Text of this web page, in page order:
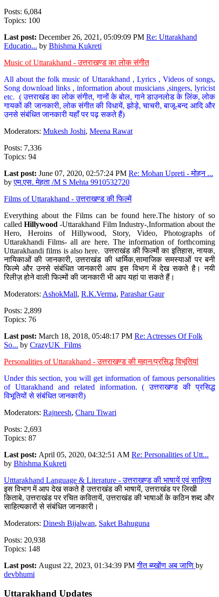
Posts: 6,084
Topics: 100
Last post: December 26, 2021, 05:09:09 PM Re: Uttarakhand
Educatio... by Bhishma Kukreti
Music of Uttarakhand - उत्तराखण्ड का लोक संगीत
All about the folk music of Uttarakhand , Lyrics , Videos of songs,
Song download links , information about musicians ,singers, lyricist
etc. ( उत्तराखंड का लोक संगीत, गानों के बोल, गाने डाउनलोड के लिंक, लोक
गायकों की जानकारी, लोक संगीत की विधायें, झोड़े, चाचरी, बाजू-बन्द आदि और
उनसे संबंधित जानकारी यहाँ पर पढ़ सकते हैं)
Moderators: Mukesh Joshi, Meena Rawat
Posts: 7,336
Topics: 94
Last post: June 07, 2020, 02:57:24 PM Re: Mohan Upreti - मोहन ...
byएम.एस. मेहता /M S Mehta 9910532720
Films of Uttarakhand - उत्तराखण्ड की फिल्में
Everything about the Films can be found here.The history of so
calledHillywood-Uttarakhand Film Industry-,Information about the
Hero, Heroins of Hillywood, Story, Video, Photographs of
Uttarakhandi Films- all are here. The information of forthcoming
Uttarakhandi films is also here. उत्तराखंड की फिल्मों का इतिहास, नायक,
नायिकाओं की जानकारी, उत्तराखंड की धार्मिक,सामाजिक समस्याओं पर बनी
फिल्मे और उनसे संबंधित जानकारी आप इस विभाग में देख सकते है। नयी
रिलीज़ होने वाली फिल्मों की जानकारी भी आप यहां पा सकते हैं।
Moderators: AshokMall, R.K.Verma, Parashar Gaur
Posts: 2,899
Topics: 76
Last post: March 18, 2018, 05:48:17 PM Re: Actresses Of Folk
So... by CrazyUK_Films
Personalities of Uttarakhand - उत्तराखण्ड की महान/प्रसिद्ध विभूतियां
Under this section, you will get information of famous personalities
of Uttarakhand and related information. ( उत्तराखण्ड की प्रसिद्ध
विभूतियों से संबंधित जानकारी)
Moderators: Rajneesh, Charu Tiwari
Posts: 2,693
Topics: 87
Last post: April 05, 2020, 04:32:51 AM Re: Personalities of Utt...
by Bhishma Kukreti
Utttarakhand Language & Literature - उत्तराखण्ड की भाषायें एवं साहित्य
इस विभाग में आप देख सकते है उत्तराखंड की भाषायें, उत्तराखंड पर लिखी
किताबे, उत्तराखंड पर रचित कवितायें, उत्तराखंड की भाषाओं के कठिन शब्द और
साहित्यकारों से संबंधित जानकारी।
Moderators: Dinesh Bijalwan, Saket Bahuguna
Posts: 20,938
Topics: 148
Last post: August 22, 2023, 01:34:39 PMगीत ब्य्खोंण अब जाणि by
devbhumi
Uttarakhand Updates